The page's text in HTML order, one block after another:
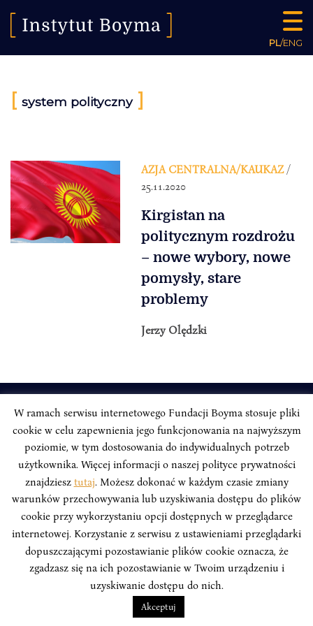
PL/ENG
[ system polityczny]
AZJA CENTRALNA/KAUKAZ/
25.11.2020
Kirgistan na
politycznym rozdrożu
– nowe wybory, nowe
pomysły, stare
problemy
Jerzy Olędzki
INSTYTUT BOYMA / Asian Century
Adres korespondencyjny: ul. Freta 11/5, 00-027 Warszawa
Odwiedź nas w mediach społecznościowych:
INSTYTUT BOYMA. WSZELKIE PRAWA ZASTRZEŻONE.
Polityka
Prywatności Serwisu
Polityka Prywatności Fundacji
Beata Świerczyńska, developmentAlan Głodek
W ramach serwisu internetowego Fundacji Boyma stosuje pliki
cookie w celu zapewnienia jego funkcjonowania na najwyższym
poziomie, w tym dostosowania do indywidualnych potrzeb
użytkownika. Więcej informacji o naszej polityce prywatności
znajdziesz tutaj. Możesz dokonać w każdym czasie zmiany
warunków przechowywania lub uzyskiwania dostępu do plików
cookie przy wykorzystaniu opcji dostępnych w przeglądarce
internetowej. Korzystanie z serwisu z ustawieniami przeglądarki
dopuszczającymi pozostawianie plików cookie oznacza, że
zgadzasz się na ich pozostawianie w Twoim urządzeniu i
uzyskiwanie dostępu do nich.
Akceptuj